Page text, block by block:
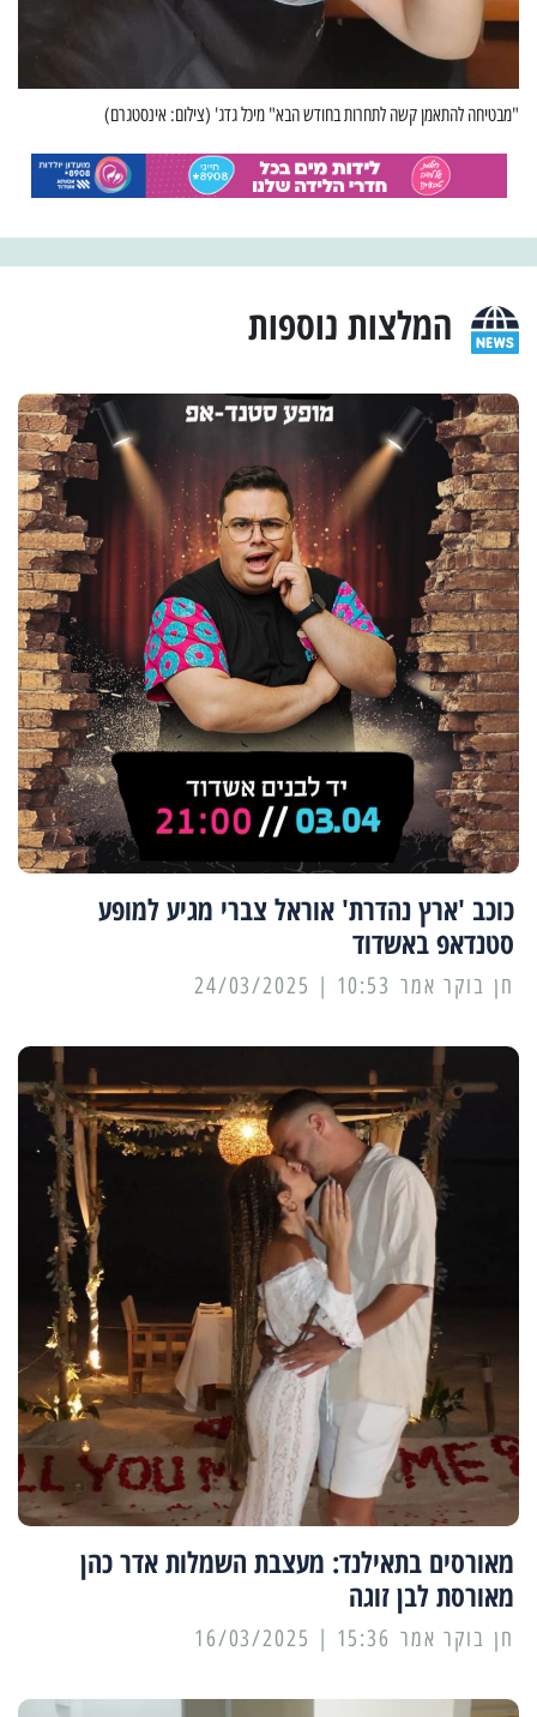
"מבטיחה להתאמן קשה לתחרות בחודש הבא" מיכל גדג' (צילום: אינסטגרם)
המלצות נוספות
כוכב 'ארץ נהדרת' אוראל צברי מגיע למופע
סטנדאפ באשדוד
10:53 | 24/03/2025
מאורסים בתאילנד: מעצבת השמלות אדר כהן
מאורסת לבן זוגה
15:36 | 16/03/2025